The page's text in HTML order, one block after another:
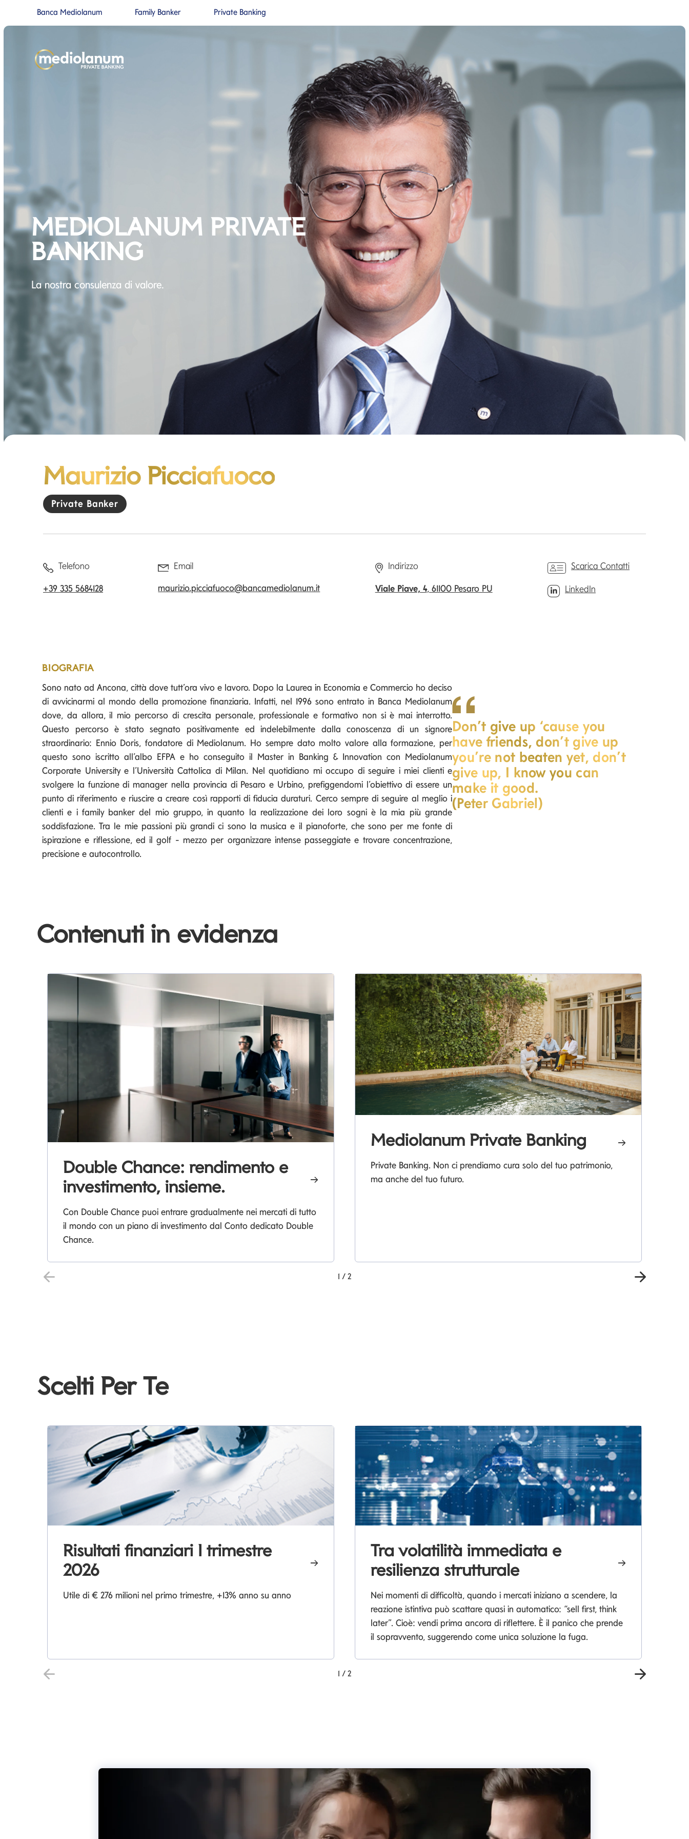
Banca MediolanumSi apre in una nuova pagina
Family BankerSi apre in una nuova pagina
Private BankingSi apre in una nuova pagina
MEDIOLANUM PRIVATE
BANKING
La nostra consulenza di valore.
Maurizio Picciafuoco
Private Banker
Telefono
+39 335 5684128
Email
maurizio.picciafuoco@bancamediolanum.it
Indirizzo
Viale Piave, 4, 61100 Pesaro PU
Scarica Contatti
LinkedIn
BIOGRAFIA
Sono nato ad Ancona, città dove tutt’ora vivo e lavoro. Dopo la Laurea in Economia e Commercio ho deciso
di avvicinarmi al mondo della promozione finanziaria. Infatti, nel 1996 sono entrato in Banca Mediolanum
dove, da allora, il mio percorso di crescita personale, professionale e formativo non si è mai interrotto.
Questo percorso è stato segnato positivamente ed indelebilmente dalla conoscenza di un signore
straordinario: Ennio Doris, fondatore di Mediolanum. Ho sempre dato molto valore alla formazione, per
questo sono iscritto all’albo EFPA e ho conseguito il Master in Banking & Innovation con Mediolanum
Corporate University e l’Università Cattolica di Milan. Nel quotidiano mi occupo di seguire i miei clienti e
svolgere la funzione di manager nella provincia di Pesaro e Urbino, prefiggendomi l’obiettivo di essere un
punto di riferimento e riuscire a creare così rapporti di fiducia duraturi. Cerco sempre di seguire al meglio i
clienti e i family banker del mio gruppo, in quanto la realizzazione dei loro sogni è la mia più grande
soddisfazione. Tra le mie passioni più grandi ci sono la musica e il pianoforte, che sono per me fonte di
ispirazione e riflessione, ed il golf - mezzo per organizzare intense passeggiate e trovare concentrazione,
precisione e autocontrollo.
Don’t give up ‘cause you
have friends, don’t give up
you’re not beaten yet, don’t
give up, I know you can
make it good.
(Peter Gabriel)
Contenuti in evidenza
Double Chance: rendimento e
investimento, insieme.
Con Double Chance puoi entrare gradualmente nei mercati di tutto
il mondo con un piano di investimento dal Conto dedicato Double
Chance.
Mediolanum Private Banking
Private Banking. Non ci prendiamo cura solo del tuo patrimonio,
ma anche del tuo futuro.
1 / 2 Prossima
Precedente Slide
Scelti Per Te
Risultati finanziari I trimestre
2026
Utile di € 276 milioni nel primo trimestre, +13% anno su anno
Tra volatilità immediata e
resilienza strutturale
Nei momenti di difficoltà, quando i mercati iniziano a scendere, la
reazione istintiva può scattare quasi in automatico: “sell first, think
later”. Cioè: vendi prima ancora di riflettere. È il panico che prende
il sopravvento, suggerendo come unica soluzione la fuga.
1 / 2 Avanti
Indietro